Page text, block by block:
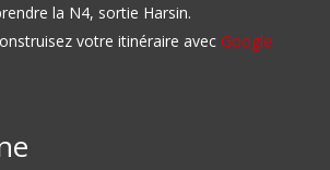
la N4, sortie Harsin.
votre itinéraire avec Google